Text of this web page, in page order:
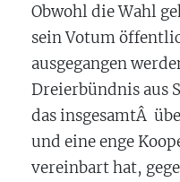
Obwohl die Wahl
sein Votum
ausgegangen
Dreierbündnis aus
das insgesamtÂ
und eine enge
vereinbart hat,